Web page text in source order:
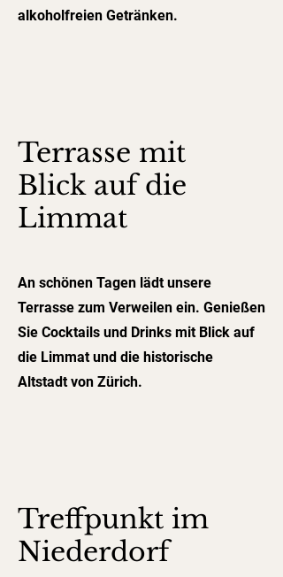
alkoholfreien Getränken.
Terrasse mit
Blick auf die
Limmat
An schönen Tagen lädt unsere
Terrasse zum Verweilen ein. Genießen
Sie Cocktails und Drinks mit Blick auf
die Limmat und die historische
Altstadt von Zürich.
Treffpunkt im
Niederdorf